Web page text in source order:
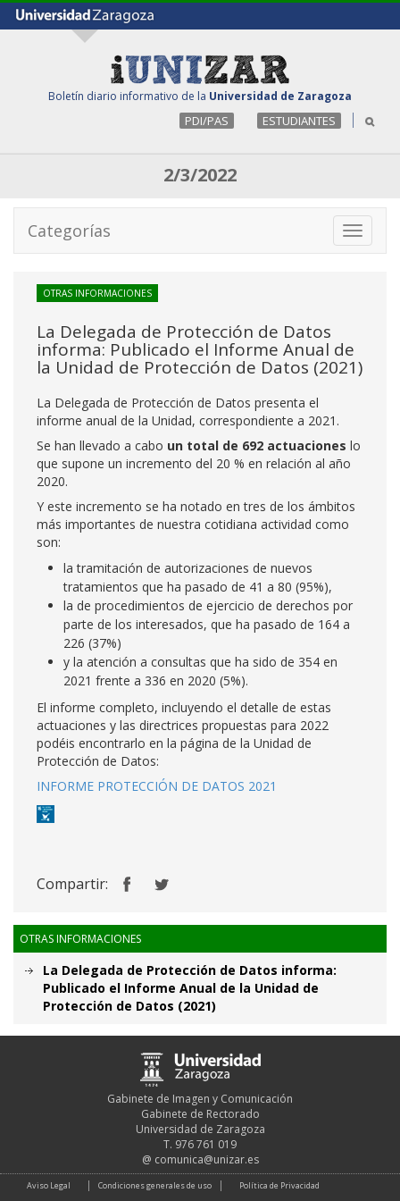
Boletín diario informativo de la Universidad de Zaragoza
PDI/PAS ESTUDIANTES
2/3/2022
Toggle
Categorías
OTRAS INFORMACIONES
La Delegada de Protección de Datos
informa: Publicado el Informe Anual de
la Unidad de Protección de Datos (2021)
La Delegada de Protección de Datos presenta el
informe anual de la Unidad, correspondiente a 2021.
Se han llevado a cabo un total de 692 actuaciones lo
que supone un incremento del 20 % en relación al año
2020.
Y este incremento se ha notado en tres de los ámbitos
más importantes de nuestra cotidiana actividad como
son:
la tramitación de autorizaciones de nuevos
tratamientos que ha pasado de 41 a 80 (95%),
la de procedimientos de ejercicio de derechos por
parte de los interesados, que ha pasado de 164 a
226 (37%)
y la atención a consultas que ha sido de 354 en
2021 frente a 336 en 2020 (5%).
El informe completo, incluyendo el detalle de estas
actuaciones y las directrices propuestas para 2022
podéis encontrarlo en la página de la Unidad de
Protección de Datos:
INFORME PROTECCIÓN DE DATOS 2021
Compartir:
OTRAS INFORMACIONES
La Delegada de Protección de Datos informa:
Publicado el Informe Anual de la Unidad de
Protección de Datos (2021)
Gabinete de Imagen y Comunicación
Gabinete de Rectorado
Universidad de Zaragoza
T. 976 761 019
@ comunica@unizar.es
Aviso Legal Condiciones generales de uso Política de Privacidad